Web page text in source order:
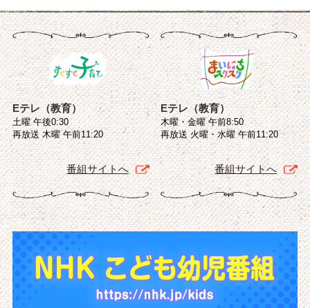
Eテレ（教育）
土曜 午後0:30
再放送 木曜 午前11:20
番組サイトへ
Eテレ（教育）
木曜・金曜 午前8:50
再放送 火曜・水曜 午前11:20
番組サイトへ